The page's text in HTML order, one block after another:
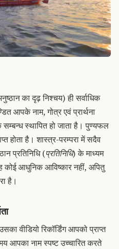
का दृढ़ निश्चय) ही सर्वाधिक
आपके नाम, गोत्र एवं प्रार्थना
स्थापित हो जाता है। पुण्यफल
होता है। शास्त्र-परम्परा में सदैव
प्रतिनिधि (प्रतिनिधि) के माध्यम
आधुनिक आविष्कार नहीं, अपितु
है।
वीडियो रिकॉर्डिंग आपको प्राप्त
आपका नाम स्पष्ट उच्चारित करते